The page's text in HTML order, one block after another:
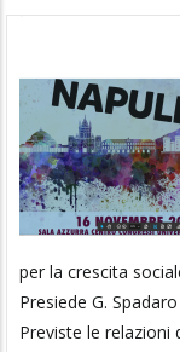
per la crescita
Presiede G.
Previste le relazioni